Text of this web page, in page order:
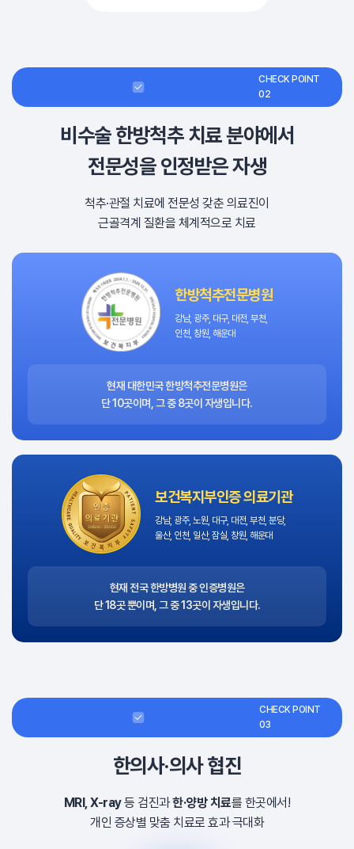
CHECK POINT
02
비수술 한방척추 치료 분야에서
전문성을 인정받은 자생
척추·관절 치료에 전문성 갖춘 의료진이
근골격계 질환을 체계적으로 치료
한방척추전문병원
강남, 광주, 대구, 대전, 부천,
인천, 창원, 해운대
현재 대한민국 한방척추전문병원은
단 10곳이며, 그 중 8곳이 자생입니다.
보건복지부인증 의료기관
강남, 광주, 노원, 대구, 대전, 부천, 분당,
울산, 인천, 일산, 잠실, 창원, 해운대
현재 전국 한방병원 중 인증병원은
단 18곳 뿐이며, 그 중 13곳이 자생입니다.
CHECK POINT
03
한의사·의사 협진
MRI, X-ray등 검진과한·양방 치료를 한곳에서!
개인 증상별 맞춤 치료로 효과 극대화